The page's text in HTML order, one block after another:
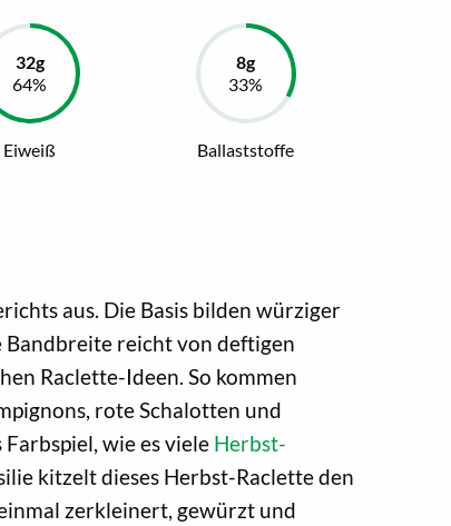
Eiweiß Ballaststoffe
aus. Die Basis bilden würziger
Bandbreite reicht von deftigen
Raclette-Ideen. So kommen
rote Schalotten und
wie es viele Herbst-
kitzelt dieses Herbst-Raclette den
zerkleinert, gewürzt und